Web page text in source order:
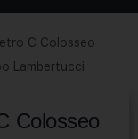
C Colosseo
Lambertucci
Colosseo